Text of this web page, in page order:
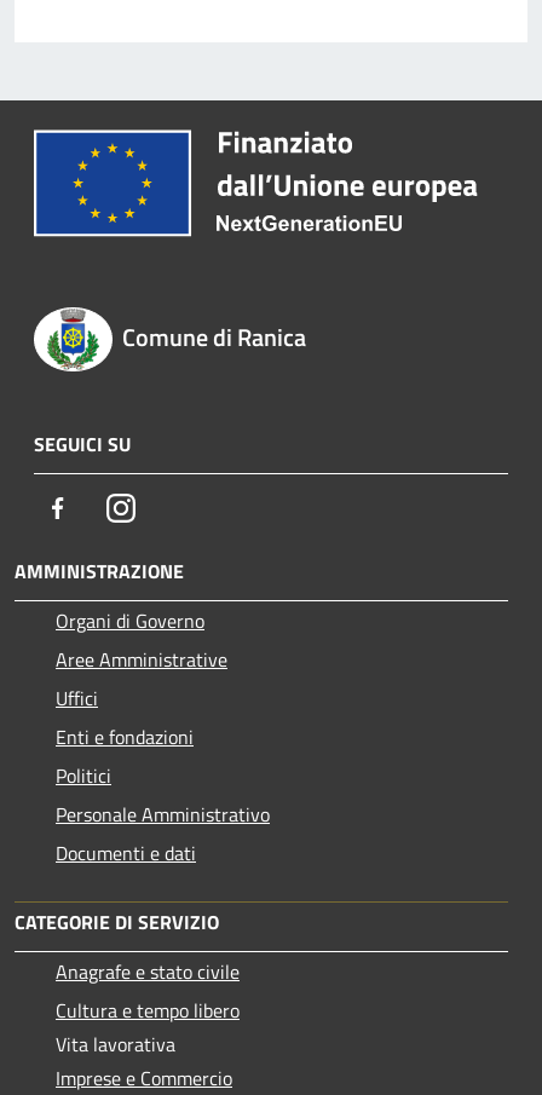
Comune di Ranica
SEGUICI SU
FacebookInstagram
AMMINISTRAZIONE
Organi di Governo
Aree Amministrative
Uffici
Enti e fondazioni
Politici
Personale Amministrativo
Documenti e dati
CATEGORIE DI SERVIZIO
Anagrafe e stato civile
Cultura e tempo libero
Vita lavorativa
Imprese e Commercio